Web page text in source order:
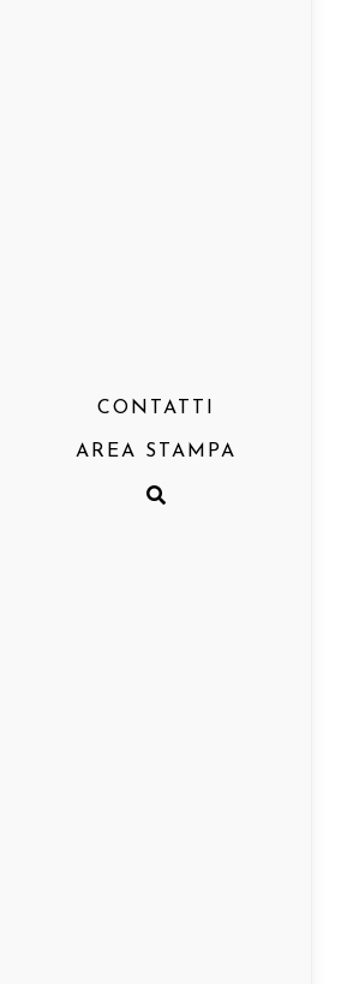
CONTATTI
AREA STAMPA
Comunicati